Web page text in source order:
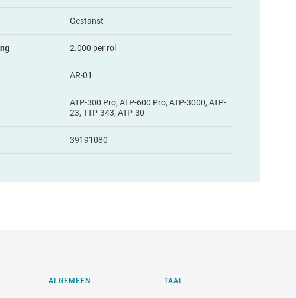
Gestanst
2.000 per rol
AR-01
ATP-300 Pro, ATP-600 Pro, ATP-3000, ATP-
23, TTP-343, ATP-30
39191080
ALGEMEEN TAAL